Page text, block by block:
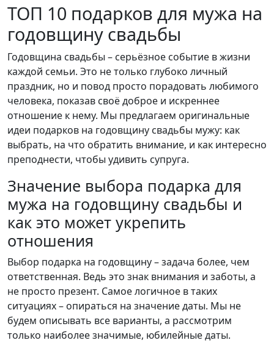
ТОП 10 подарков для мужа на
годовщину свадьбы
Годовщина свадьбы – серьёзное событие в жизни
каждой семьи. Это не только глубоко личный
праздник, но и повод просто порадовать любимого
человека, показав своё доброе и искреннее
отношение к нему. Мы предлагаем оригинальные
идеи подарков на годовщину свадьбы мужу: как
выбрать, на что обратить внимание, и как интересно
преподнести, чтобы удивить супруга.
Значение выбора подарка для
мужа на годовщину свадьбы и
как это может укрепить
отношения
Выбор подарка на годовщину – задача более, чем
ответственная. Ведь это знак внимания и заботы, а
не просто презент. Самое логичное в таких
ситуациях – опираться на значение даты. Мы не
будем описывать все варианты, а рассмотрим
только наиболее значимые, юбилейные даты.